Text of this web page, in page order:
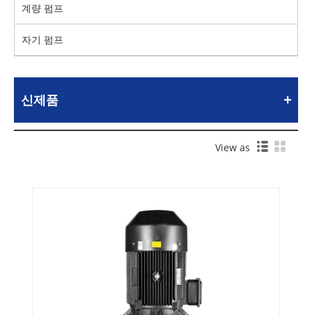
계량 펌프
자기 펌프
신제품
View as